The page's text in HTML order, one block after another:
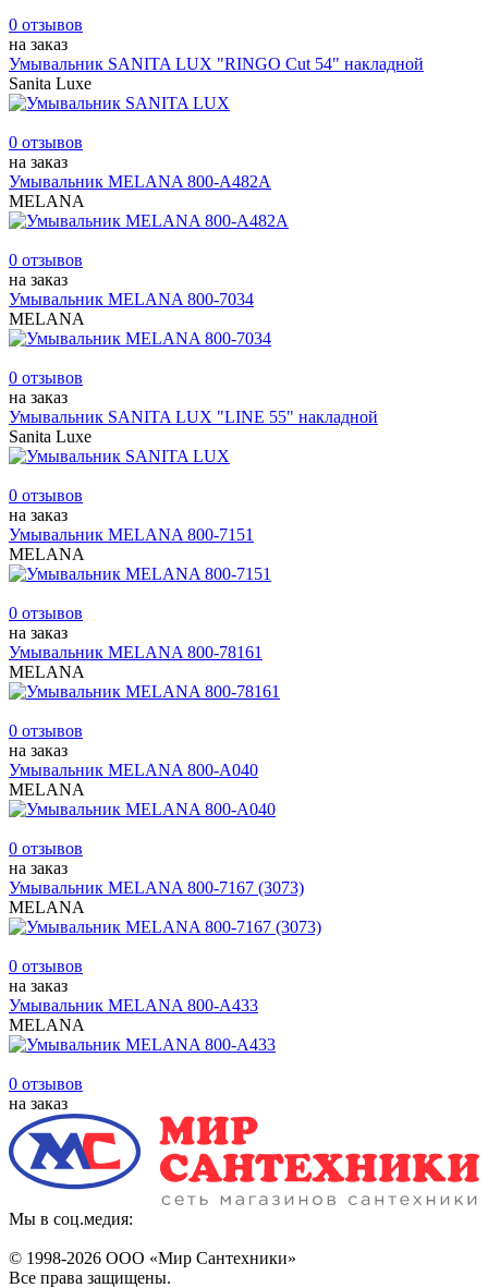
0 отзывов
на заказ
Умывальник SANITA LUX "RINGO Cut 54" накладной
Sanita Luxe
0 отзывов
на заказ
Умывальник MELANA 800-А482А
MELANA
0 отзывов
на заказ
Умывальник MELANA 800-7034
MELANA
0 отзывов
на заказ
Умывальник SANITA LUX "LINE 55" накладной
Sanita Luxe
0 отзывов
на заказ
Умывальник MELANA 800-7151
MELANA
0 отзывов
на заказ
Умывальник MELANA 800-78161
MELANA
0 отзывов
на заказ
Умывальник MELANA 800-А040
MELANA
0 отзывов
на заказ
Умывальник MELANA 800-7167 (3073)
MELANA
0 отзывов
на заказ
Умывальник MELANA 800-А433
MELANA
0 отзывов
на заказ
Мы в соц.медия:
© 1998-2026 ООО «Мир Сантехники»
Все права защищены.